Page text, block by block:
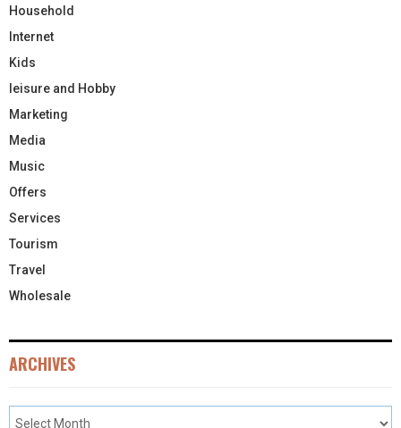
Household
Internet
Kids
leisure and Hobby
Marketing
Media
Music
Offers
Services
Tourism
Travel
Wholesale
ARCHIVES